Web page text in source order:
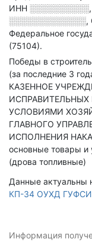
ИНН ░░░░░░░░░░,
░░░░░░░░░░░░░,
Федеральное
(75104).
Победы в
(за последние 3
КАЗЕННОЕ
УСЛОВИЯМИ
ГЛАВНОГО
ИСПОЛНЕНИЯ
основные товары и
(дрова топливные)
Данные актуальны
КП-34 ОУХД
Информация